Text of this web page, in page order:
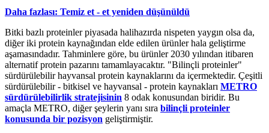
Daha fazlası: Temiz et - et yeniden düşünüldü
Bitki bazlı proteinler piyasada halihazırda nispeten yaygın olsa da,
diğer iki protein kaynağından elde edilen ürünler hala geliştirme
aşamasındadır. Tahminlere göre, bu ürünler 2030 yılından itibaren
alternatif protein pazarını tamamlayacaktır. "Bilinçli proteinler"
sürdürülebilir hayvansal protein kaynaklarını da içermektedir. Çeşitli
sürdürülebilir - bitkisel ve hayvansal - protein kaynakları METRO
sürdürülebilirlik stratejisinin 8 odak konusundan biridir. Bu
amaçla METRO, diğer şeylerin yanı sıra bilinçli proteinler
konusunda bir pozisyon geliştirmiştir.